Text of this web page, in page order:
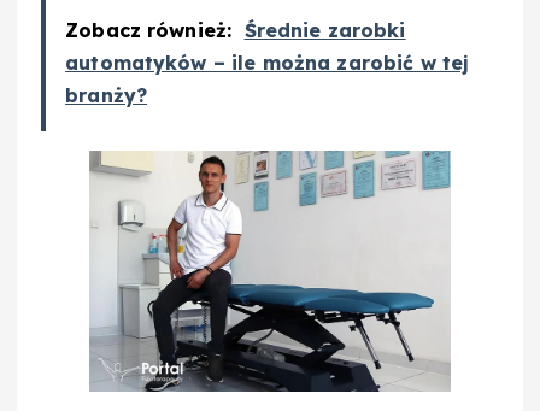
Zobacz również: Średnie zarobki
automatyków – ile można zarobić w tej
branży?